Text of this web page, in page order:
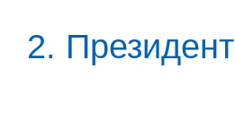
2. Президент